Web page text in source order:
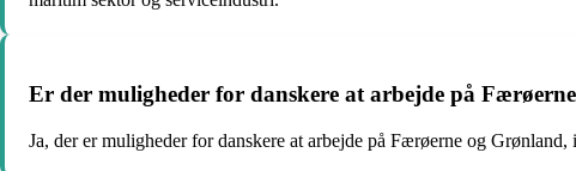
Er der muligheder for danskere at arbejde på
Ja, der er muligheder for danskere at arbejde på Færøerne og